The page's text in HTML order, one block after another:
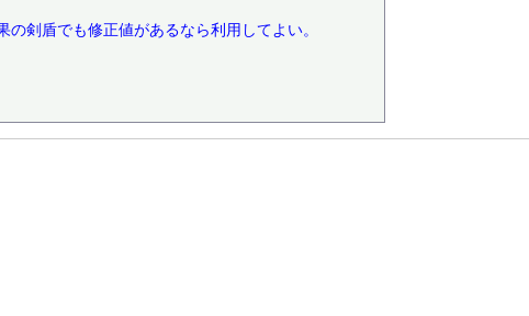
剣盾でも修正値があるなら利用してよい。